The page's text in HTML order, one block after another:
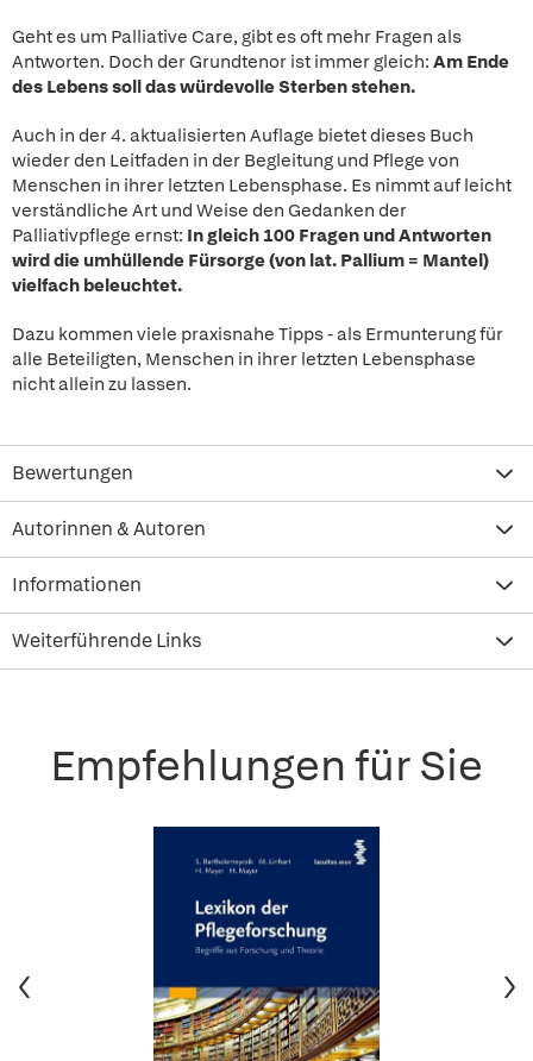
Geht es um Palliative Care, gibt es oft mehr Fragen als
Antworten. Doch der Grundtenor ist immer gleich: Am Ende
des Lebens soll das würdevolle Sterben stehen.
Auch in der 4. aktualisierten Auflage bietet dieses Buch
wieder den Leitfaden in der Begleitung und Pflege von
Menschen in ihrer letzten Lebensphase. Es nimmt auf leicht
verständliche Art und Weise den Gedanken der
Palliativpflege ernst: In gleich 100 Fragen und Antworten
wird die umhüllende Fürsorge (von lat. Pallium = Mantel)
vielfach beleuchtet.
Dazu kommen viele praxisnahe Tipps - als Ermunterung für
alle Beteiligten, Menschen in ihrer letzten Lebensphase
nicht allein zu lassen.
Bewertungen
Autorinnen & Autoren
Informationen
Weiterführende Links
Empfehlungen für Sie